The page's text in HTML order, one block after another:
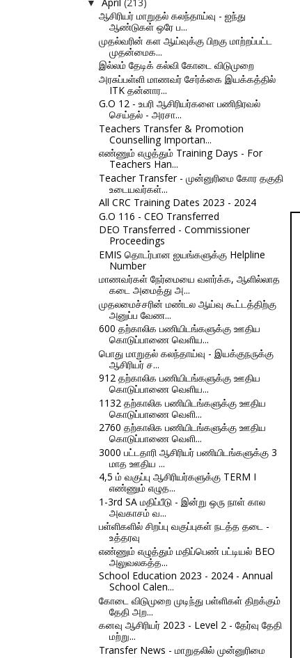
▼
ஆசிரியர் மாறுதல் கலந்தாய்வு - ஐந்து
ஆண்டுகள் ஒரே ப...
முதல்வரின் கள ஆய்வுக்கு பிறகு மாற்றப்பட்ட
முதன்மைக...
இல்லம் தேடிக் கல்வி கோடை விடுமுறை
அரசுப்பள்ளி மாணவர் சேர்க்கை இயக்கத்தில்
ITK தன்னார...
G.O 12 - உபரி ஆசிரியர்களை பணிநிரவல்
செய்தல் - அரசா...
Teachers Transfer & Promotion
Counselling Importan...
எண்ணும் எழுத்தும் Training Days - For
Teachers Han...
Teacher Transfer - முன்னுரிமை கோர தகுதி
உடையவர்கள்...
All CRC Training Dates 2023 - 2024
G.O 116 - CEO Transferred
DEO Transferred - Commissioner
Proceedings
EMIS தொடர்பான ஐயங்களுக்கு Helpline
Number
மாணவர்கள் நேர்மையை வளர்க்க, ஆளில்லாத
கடை அமைத்து அ...
முதலமைச்சரின் மண்டல ஆய்வு கூட்டத்திற்கு
அனுப்ப வேண...
600 தற்காலிக பணியிடங்களுக்கு ஊதிய
கொடுப்பாணை வெளிய...
பொது மாறுதல் கலந்தாய்வு - இயக்குநருக்கு
ஆசிரியர் ச...
912 தற்காலிக பணியிடங்களுக்கு ஊதிய
கொடுப்பாணை வெளிய...
1132 தற்காலிக பணியிடங்களுக்கு ஊதிய
கொடுப்பாணை வெளி...
2760 தற்காலிக பணியிடங்களுக்கு ஊதிய
கொடுப்பாணை வெளி...
3000 பட்டதாரி ஆசிரியர் பணியிடங்களுக்கு 3
மாத ஊதிய ...
4,5 ம் வகுப்பு ஆசிரியர்களுக்கு TERM I
எண்ணும் எழுத...
1-3rd SA மதிப்பீடு - இன்று ஒரு நாள் கால
அவகாசம் வ...
பள்ளிகளில் சிறப்பு வகுப்புகள் நடத்த தடை -
உத்தரவு
எண்ணும் எழுத்தும் மதிப்பெண் பட்டியல் BEO
அலுவலகத்த...
School Education 2023 - 2024 - Annual
School Calen...
கோடை விடுமுறை முடிந்து பள்ளிகள் திறக்கும்
தேதி அற...
கனவு ஆசிரியர் 2023 - Level 2 - தேர்வு தேதி
மற்று...
Transfer News - மாறுதலில் முன்னுரிமை